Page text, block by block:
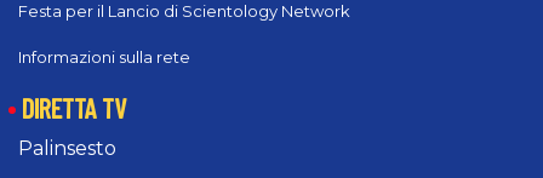
Festa per il Lancio di Scientology Network
Informazioni sulla rete
DIRETTA TV
Palinsesto